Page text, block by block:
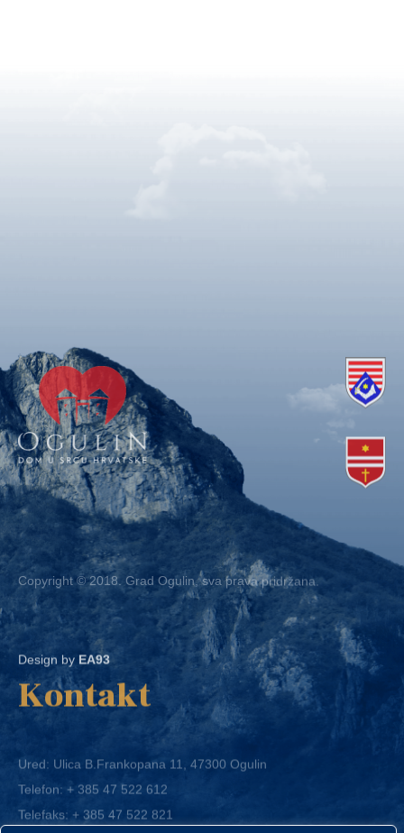
Copyright © 2018. Grad Ogulin, sva prava pridržana.
Design byEA93
Kontakt
Ured: Ulica B.Frankopana 11, 47300 Ogulin
Telefon:+ 385 47 522 612
Telefaks:+ 385 47 522 821
E-mail:grad-ogulin@ogulin.hr